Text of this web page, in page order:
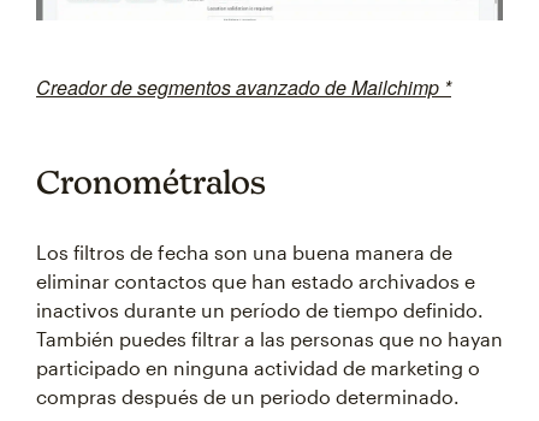
Creador de segmentos avanzado de Mailchimp *
Cronométralos
Los filtros de fecha son una buena manera de
eliminar contactos que han estado archivados e
inactivos durante un período de tiempo definido.
También puedes filtrar a las personas que no hayan
participado en ninguna actividad de marketing o
compras después de un periodo determinado.